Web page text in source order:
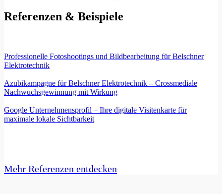
Referenzen & Beispiele
Professionelle Fotoshootings und Bildbearbeitung für Belschner
Elektrotechnik
Azubikampagne für Belschner Elektrotechnik – Crossmediale
Nachwuchsgewinnung mit Wirkung
Google Unternehmensprofil – Ihre digitale Visitenkarte für
maximale lokale Sichtbarkeit
Mehr Referenzen entdecken